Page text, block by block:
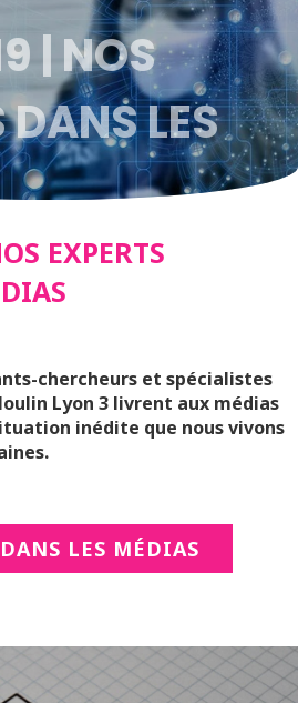
| NOS
DANS LES
EXPERTS
chercheurs et spécialistes
Lyon 3 livrent aux médias
inédite que nous vivons
LES MÉDIAS